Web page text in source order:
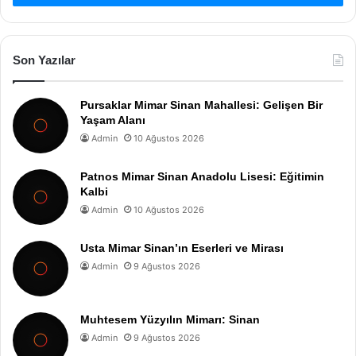
Son Yazılar
Pursaklar Mimar Sinan Mahallesi: Gelişen Bir
Yaşam Alanı
Admin 10 Ağustos 2026
Patnos Mimar Sinan Anadolu Lisesi: Eğitimin
Kalbi
Admin 10 Ağustos 2026
Usta Mimar Sinan’ın Eserleri ve Mirası
Admin 9 Ağustos 2026
Muhtesem Yüzyılın Mimarı: Sinan
Admin 9 Ağustos 2026